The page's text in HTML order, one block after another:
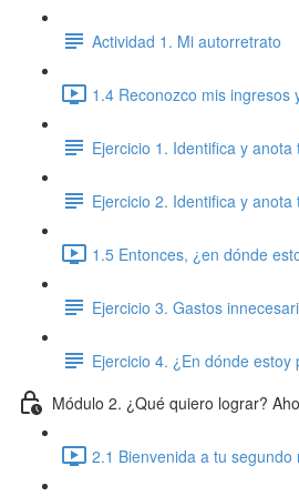
Actividad 1. Mi autorretrato
1.4 Reconozco mis ingresos
Ejercicio 1. Identifica y
Ejercicio 2. Identifica y
1.5 Entonces, ¿en dónde
Ejercicio 3. Gastos
Ejercicio 4. ¿En dónde estoy
Módulo 2. ¿Qué quiero lograr?
2.1 Bienvenida a tu segundo